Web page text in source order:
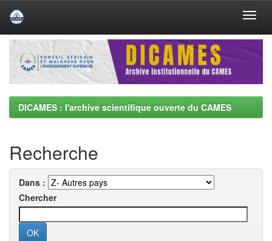
Skip
navigation
DICAMES : l'archive scientifique ouverte du CAMES
Recherche
Dans :
Chercher